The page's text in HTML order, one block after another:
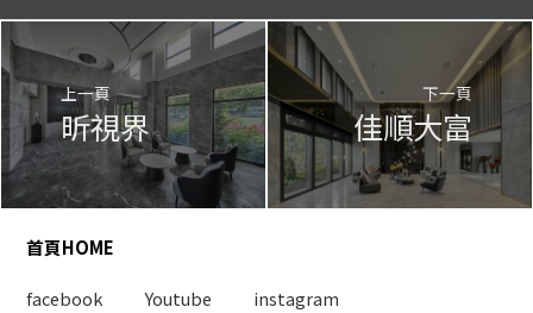
上一頁
昕視界
下一頁
佳順大富
首頁HOME
facebook Youtube instagram